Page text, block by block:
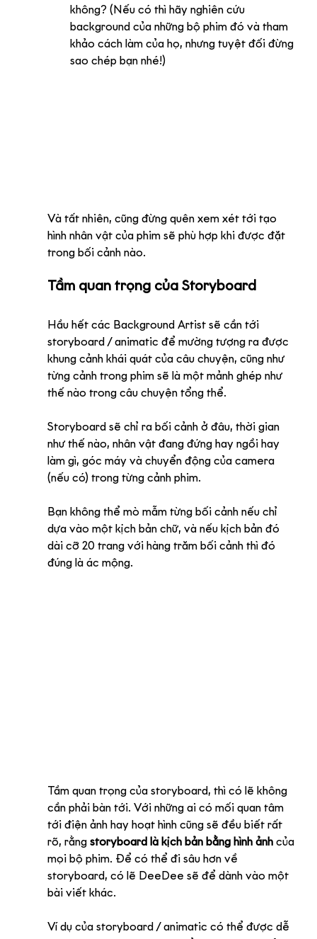
không? (Nếu có thì hãy nghiên cứu
background của những bộ phim đó và tham
khảo cách làm của họ, nhưng tuyệt đối đừng
sao chép bạn nhé!)
Và tất nhiên, cũng đừng quên xem xét tới tạo
hình nhân vật của phim sẽ phù hợp khi được đặt
trong bối cảnh nào.
Tầm quan trọng của Storyboard
Hầu hết các Background Artist sẽ cần tới
storyboard / animatic để mường tượng ra được
khung cảnh khái quát của câu chuyện, cũng như
từng cảnh trong phim sẽ là một mảnh ghép như
thế nào trong câu chuyện tổng thể.
Storyboard sẽ chỉ ra bối cảnh ở đâu, thời gian
như thế nào, nhân vật đang đứng hay ngồi hay
làm gì, góc máy và chuyển động của camera
(nếu có) trong từng cảnh phim.
Bạn không thể mò mẫm từng bối cảnh nếu chỉ
dựa vào một kịch bản chữ, và nếu kịch bản đó
dài cỡ 20 trang với hàng trăm bối cảnh thì đó
đúng là ác mộng.
Tầm quan trọng của storyboard, thì có lẽ không
cần phải bàn tới. Với những ai có mối quan tâm
tới điện ảnh hay hoạt hình cũng sẽ đều biết rất
rõ, rằng storyboard là kịch bản bằng hình ảnh của
mọi bộ phim. Để có thể đi sâu hơn về
storyboard, có lẽ DeeDee sẽ để dành vào một
bài viết khác.
Ví dụ của storyboard / animatic có thể được dễ